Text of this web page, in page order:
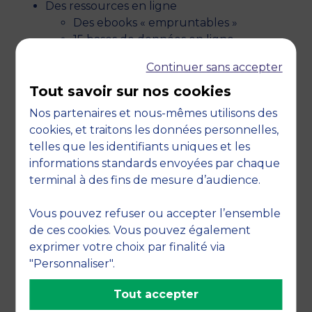
Des ressources en ligne
Des ebooks « empruntables »
15 bases de données en ligne
LES MISSIONS DU LEARNING
CENTER ?
Accueillir, gérer les espaces bibliothèque et
la salle des marchés Bloomberg
Mettre à disposition les ressources physiques
et électroniques (ouvrages, revues, romans,
Former à la recherche documentaire et aux
compétences informationnelles
Guider dans l’utilisation de la plateforme
pédagogique (Moodle)
Créer des contenus et supports en ligne
Promouvoir l’innovation pédagogique
Continuer sans accepter
Tout savoir sur nos cookies
Nos partenaires et nous-mêmes utilisons des
cookies, et traitons les données personnelles,
telles que les identifiants uniques et les
informations standards envoyées par chaque
terminal à des fins de mesure d’audience.
Vous pouvez refuser ou accepter l’ensemble
de ces cookies. Vous pouvez également
exprimer votre choix par finalité via
"Personnaliser".
Tout accepter